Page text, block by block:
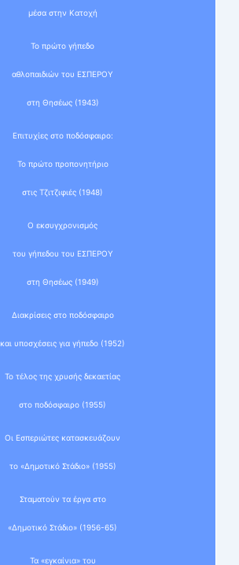
μέσα στην Κατοχή
Το πρώτο γήπεδο
αθλοπαιδιών του ΕΣΠΕΡΟΥ
στη Θησέως (1943)
Επιτυχίες στο ποδόσφαιρο:
Το πρώτο προπονητήριο
στις Τζιτζιφιές (1948)
Ο εκσυγχρονισμός
του γήπεδου του ΕΣΠΕΡΟΥ
στη Θησέως (1949)
Διακρίσεις στο ποδόσφαιρο
και υποσχέσεις για γήπεδο (1952)
Το τέλος της χρυσής δεκαετίας
στο ποδόσφαιρο (1955)
Οι Εσπεριώτες κατασκευάζουν
το «Δημοτικό Στάδιο» (1955)
Σταματούν τα έργα στο
«Δημοτικό Στάδιο» (1956-65)
Τα «εγκαίνια» του